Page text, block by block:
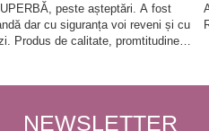
peste așteptări. A fost
dar cu siguranța voi reveni și cu
Produs de calitate, promtitudine
NEWSLETTER